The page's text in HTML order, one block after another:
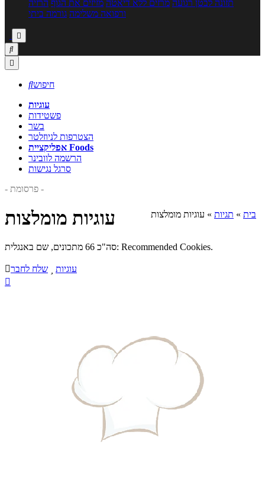
תזונה לבטן רגועה מרזים ללא דיאטה מזיזים את הגוף הרזיה
ורפואה משלימה גורמה ביתי



חיפוש
עוגיות
פשטידות
בשר
הצטרפות לניוזלטר
אפליקציית Foods
הרשמה לוובינר
סרגל נגישות
- פרסומת -
בית » תגיות » עוגיות מומלצות עוגיות מומלצות
סה"כ 66 מתכונים, שם באנגלית: Recommended Cookies.
שלח לחבר
עוגיות
